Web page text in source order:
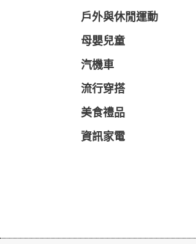
戶外與休閒運動
母嬰兒童
汽機車
流行穿搭
美食禮品
資訊家電